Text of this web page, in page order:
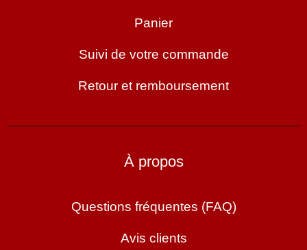
Panier
Suivi de votre commande
Retour et remboursement
À propos
Questions fréquentes (FAQ)
Avis clients